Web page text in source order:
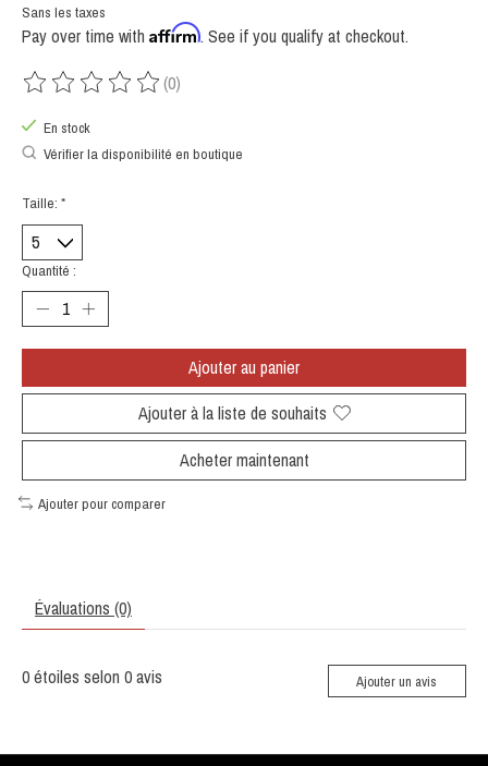
Sans les taxes
Pay over time with Affirm. See if you qualify at checkout.
Ce produit est évalué à
(0)
En stock
Vérifier la disponibilité en boutique
Taille: *
Quantité :
Ajouter au panier
Ajouter à la liste de souhaits
Acheter maintenant
Ajouter pour comparer
Évaluations (0)
0étoiles selon 0avis Ajouter un avis